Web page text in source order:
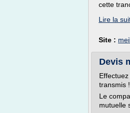
cette
Lire la
Site :
Devis
transmis
Le
mutuelle